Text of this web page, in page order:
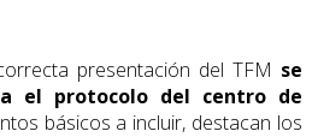
presentación del TFM se
el protocolo del centro de
básicos a incluir, destacan los